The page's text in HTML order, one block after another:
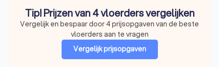
Tip! Prijzen van 4 vloerders vergelijken
Vergelijk en bespaar door 4 prijsopgaven van de beste
vloerders aan te vragen
Vergelijk prijsopgaven